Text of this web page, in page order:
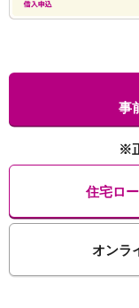
事
※
住宅ロ
オンラ